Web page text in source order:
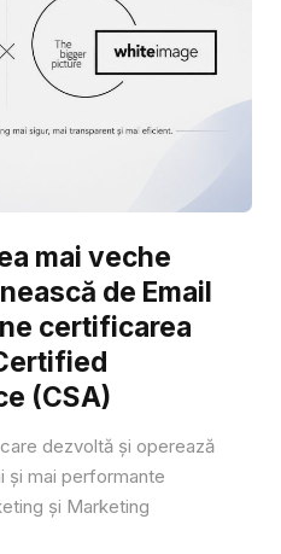
mai veche
de Email
certificarea
(CSA)
dezvoltă și operează
și mai performante
și Marketing